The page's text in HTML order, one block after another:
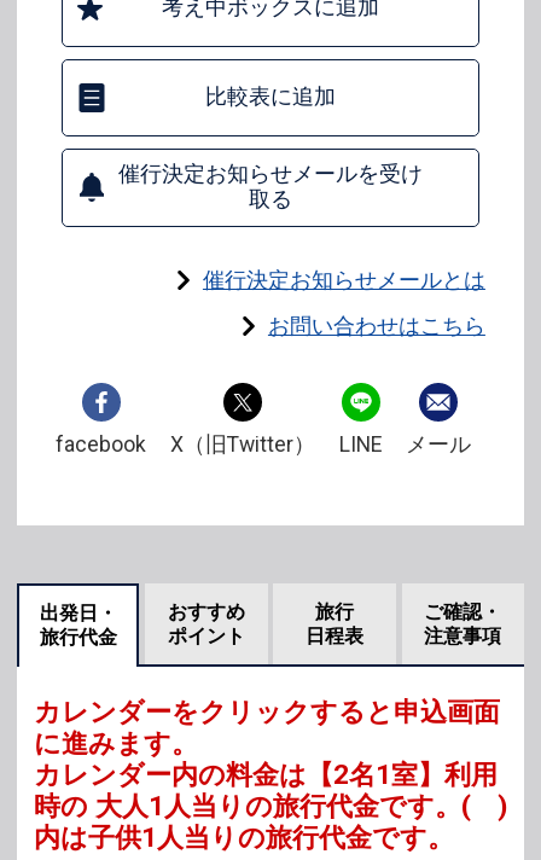
考え中ボックスに追加
比較表に追加
催行決定お知らせメールを受け
取る
催行決定お知らせメールとは
お問い合わせはこちら
facebook X（旧Twitter） LINE メール
出発日・
旅行代金
おすすめ
ポイント
旅行
日程表
ご確認・
注意事項
カレンダーをクリックすると申込画面
に進みます。
カレンダー内の料金は 【2名1室】利用
時の 大人1人当りの旅行代金です。 ( )
内は子供1人当りの旅行代金です。